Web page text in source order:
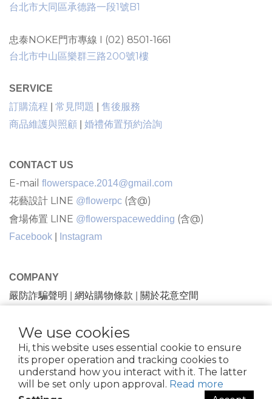
We use cookies
Hi, this website uses essential cookie to ensure
its proper operation and tracking cookies to
understand how you interact with it. The latter
will be set only upon approval. Read more
台北市大同區承德路一段1號B1
忠泰NOKE門市專線 I (02) 8501-1661
台北市中山區樂群三路200號1樓
SERVICE
訂購流程
常見問題 售後服務
商品維護與照顧 婚禮佈置預約洽詢
CONTACT US
E-mail flowerspace.2014@gmail.com
花藝設計 LINE @flowerpc (含@)
會場佈置 LINE @flowerspacewedding (含@)
Facebook Instagram
COMPANY
嚴防詐騙聲明 網站購物條款 關於花意空間
隱私條款 |條款及細則| 2021 © FlowerSpace |花意空間
花苑 |81734432